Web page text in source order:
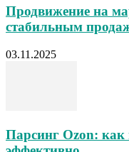
Продвижение на
стабильным
03.11.2025
Парсинг Ozon: как